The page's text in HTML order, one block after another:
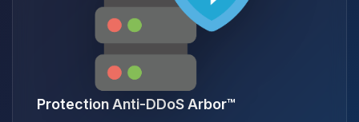
Protection Anti-DDoS Arbor™